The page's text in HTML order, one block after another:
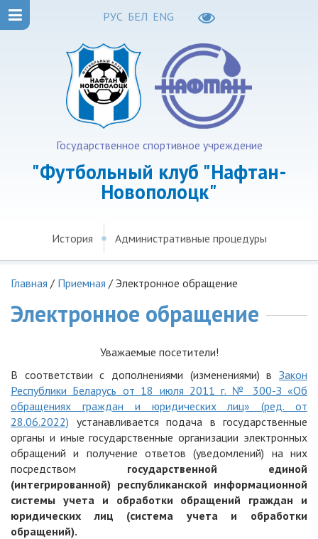
РУС БЕЛ ENG
Государственное спортивное учреждение
"Футбольный клуб "Нафтан-
Новополоцк"
История Административные процедуры
Главная / Приемная / Электронное обращение
Электронное обращение
Уважаемые посетители!
В соответствии с дополнениями (изменениями) в Закон
Республики Беларусь от 18 июля 2011 г. № 300-З «Об
обращениях граждан и юридических лиц» (ред. от
28.06.2022) устанавливается подача в государственные
органы и иные государственные организации электронных
обращений и получение ответов (уведомлений) на них
посредством государственной единой
(интегрированной) республиканской информационной
системы учета и обработки обращений граждан и
юридических лиц (система учета и обработки
обращений).